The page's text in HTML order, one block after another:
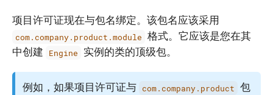
项目许可证现在与包名绑定。该包名应该采用
com.company.product.module 格式。它应该是您在其
中创建
Engine 实例的类的顶级包。
例如，如果项目许可证与 com.company.product 包